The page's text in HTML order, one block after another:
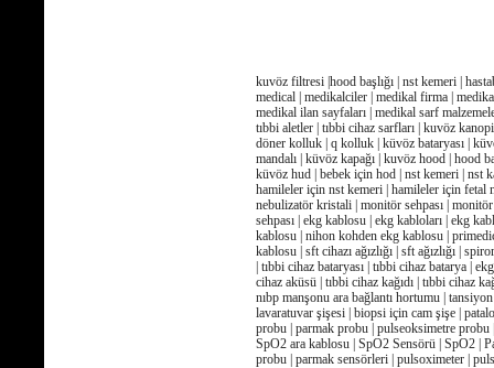
kuvöz filtresi |hood başlığı | nst kemeri |
medical | medikalciler | medikal firma |
medikal ilan sayfaları | medikal sarf
tıbbi aletler | tıbbi cihaz sarfları | kuvöz
döner kolluk | q kolluk | küvöz bataryası |
mandalı | küvöz kapağı | kuvöz hood | hood
küvöz hud | bebek için hod | nst kemeri | nst
hamileler için nst kemeri | hamileler için fetal
nebulizatör kristali | monitör sehpası | monitör
sehpası | ekg kablosu | ekg kabloları | ekg
kablosu | nihon kohden ekg kablosu |
kablosu | sft cihazı ağızlığı | sft ağızlığı |
| tıbbi cihaz bataryası | tıbbi cihaz batarya |
cihaz aküsü | tıbbi cihaz kağıdı | tıbbi cihaz
nıbp manşonu ara bağlantı hortumu |
lavaratuvar şişesi | biopsi için cam şişe |
probu | parmak probu | pulseoksimetre
SpO2 ara kablosu | SpO2 Sensörü | SpO2 |
probu | parmak sensörleri | pulsoximeter |